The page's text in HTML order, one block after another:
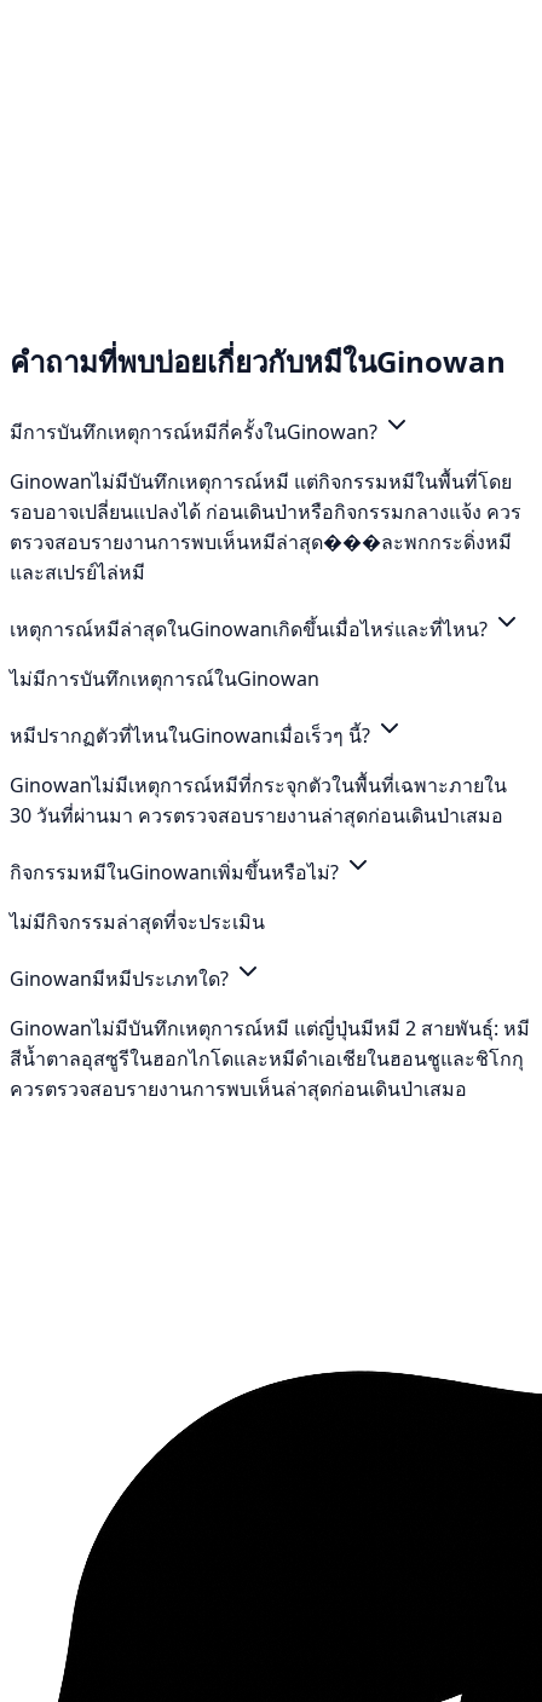
คำถามที่พบบ่อยเกี่ยวกับหมีในGinowan
มีการบันทึกเหตุการณ์หมีกี่ครั้งในGinowan?
Ginowanไม่มีบันทึกเหตุการณ์หมี แต่กิจกรรมหมีในพื้นที่โดย
รอบอาจเปลี่ยนแปลงได้ ก่อนเดินป่าหรือกิจกรรมกลางแจ้ง ควร
ตรวจสอบรายงานการพบเห็นหมีล่าสุด���ละพกกระดิ่งหมี
และสเปรย์ไล่หมี
เหตุการณ์หมีล่าสุดในGinowanเกิดขึ้นเมื่อไหร่และที่ไหน?
ไม่มีการบันทึกเหตุการณ์ในGinowan
หมีปรากฏตัวที่ไหนในGinowanเมื่อเร็วๆ นี้?
Ginowanไม่มีเหตุการณ์หมีที่กระจุกตัวในพื้นที่เฉพาะภายใน
30 วันที่ผ่านมา ควรตรวจสอบรายงานล่าสุดก่อนเดินป่าเสมอ
กิจกรรมหมีในGinowanเพิ่มขึ้นหรือไม่?
ไม่มีกิจกรรมล่าสุดที่จะประเมิน
Ginowanมีหมีประเภทใด?
Ginowanไม่มีบันทึกเหตุการณ์หมี แต่ญี่ปุ่นมีหมี 2 สายพันธุ์: หมี
สีน้ำตาลอุสซูรีในฮอกไกโดและหมีดำเอเชียในฮอนชูและชิโกกุ
ควรตรวจสอบรายงานการพบเห็นล่าสุดก่อนเดินป่าเสมอ